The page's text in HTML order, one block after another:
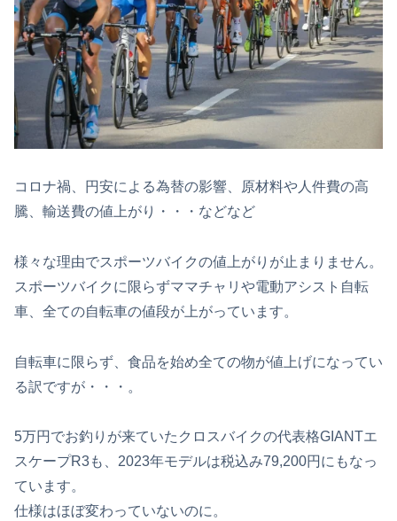
コロナ禍、円安による為替の影響、原材料や人件費の高
騰、輸送費の値上がり・・・などなど
様々な理由でスポーツバイクの値上がりが止まりません。
スポーツバイクに限らずママチャリや電動アシスト自転
車、全ての自転車の値段が上がっています。
自転車に限らず、食品を始め全ての物が値上げになってい
る訳ですが・・・。
5万円でお釣りが来ていたクロスバイクの代表格GIANTエ
スケープR3も、2023年モデルは税込み79,200円にもなっ
ています。
仕様はほぼ変わっていないのに。